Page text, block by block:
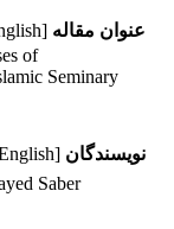
عنوان مقاله [English]
of
Seminary
نویسندگان [English]